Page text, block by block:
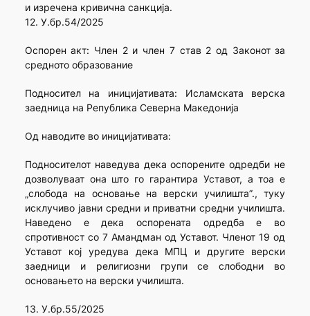
и изречена кривична санкција.
12. У.бр.54/2025
Оспорен акт: Член 2 и член 7 став 2 од Законот за
средното образование
Подносител на иницијативата: Исламската верска
заедница на Република Северна Македонија
Од наводите во иницијативата:
Подносителот наведува дека оспорените одредби не
дозволуваат она што го гарантира Уставот, а тоа е
„слобода на основање на верски училишта”., туку
исклучиво јавни средни и приватни средни училишта.
Наведено е дека оспорената одредба е во
спротивност со 7 Амандман од Уставот. Членот 19 од
Уставот кој уредува дека МПЦ и другите верски
заедници и религиозни групи се слободни во
основањето на верски училишта.
13. У.бр.55/2025